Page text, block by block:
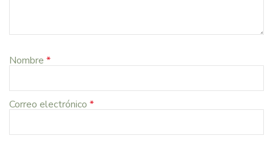
Nombre *
Correo electrónico *